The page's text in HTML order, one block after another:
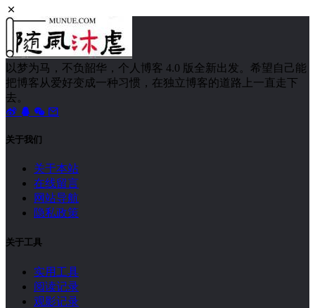
以梦为马，不负韶华，个人博客 4.0 版全新出发。希望自己能
把博客从爱好变成一种习惯，在独立博客的道路上一直走下
去。
关于我们
关于本站
在线留言
网站导航
隐私政策
关于工具
实用工具
阅读记录
观影记录